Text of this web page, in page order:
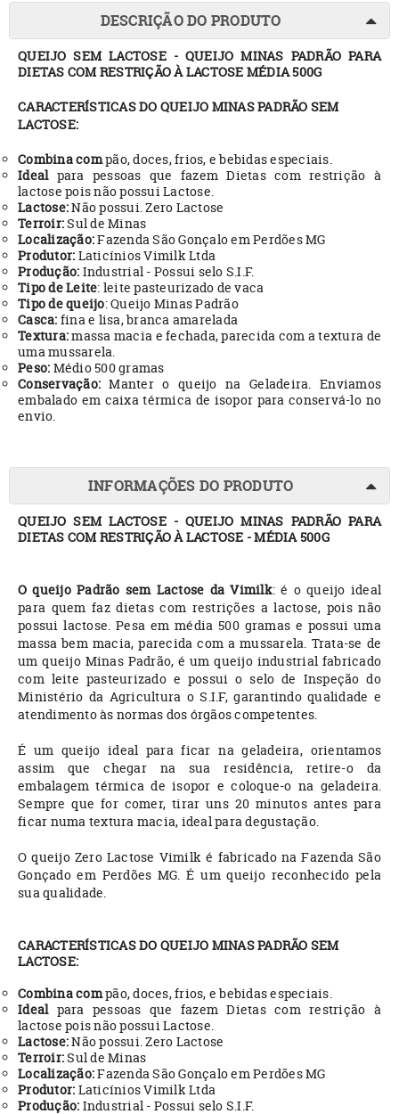
DESCRIÇÃO DO PRODUTO
QUEIJO SEM LACTOSE - QUEIJO MINAS PADRÃO PARA
DIETAS COM RESTRIÇÃO À LACTOSE MÉDIA 500G
CARACTERÍSTICAS DO QUEIJO MINAS PADRÃO SEM
LACTOSE:
Combina compão, doces, frios, e bebidas especiais.
Idealpara pessoas que fazem Dietas com restrição à
lactose pois não possui Lactose.
Lactose:Não possui. Zero Lactose
Terroir:Sul de Minas
Localização:Fazenda São Gonçalo em Perdões MG
Produtor: Laticínios Vimilk Ltda
Produção: Industrial - Possui selo S.I.F.
Tipo de Leite: leite pasteurizado de vaca
Tipo de queijo: Queijo Minas Padrão
Casca: fina e lisa, branca amarelada
Textura:massa macia e fechada, parecida com a textura de
uma mussarela.
Peso: Médio 500 gramas
Conservação: Manter o queijo na Geladeira. Enviamos
embalado em caixa térmica de isopor para conservá-lo no
envio.
INFORMAÇÕES DO PRODUTO
QUEIJO SEM LACTOSE - QUEIJO MINAS PADRÃO PARA
DIETAS COM RESTRIÇÃO À LACTOSE - MÉDIA 500G
O queijo Padrão sem Lactose da Vimilk: é o queijo ideal
para quem faz dietas com restrições a lactose, pois não
possui lactose. Pesa em média 500 gramas e possui uma
massa bem macia, parecida com a mussarela. Trata-se de
um queijo Minas Padrão, é um queijo industrial fabricado
com leite pasteurizado e possui o selo de Inspeção do
Ministério da Agricultura o S.I.F, garantindo qualidade e
atendimento às normas dos órgãos competentes.
É um queijo ideal para ficar na geladeira, orientamos
assim que chegar na sua residência, retire-o da
embalagem térmica de isopor e coloque-o na geladeira.
Sempre que for comer, tirar uns 20 minutos antes para
ficar numa textura macia, ideal para degustação.
O queijo Zero Lactose Vimilk é fabricado na Fazenda São
Gonçado em Perdões MG. É um queijo reconhecido pela
sua qualidade.
CARACTERÍSTICAS DO QUEIJO MINAS PADRÃO SEM
LACTOSE:
Combina compão, doces, frios, e bebidas especiais.
Idealpara pessoas que fazem Dietas com restrição à
lactose pois não possui Lactose.
Lactose:Não possui. Zero Lactose
Terroir:Sul de Minas
Localização:Fazenda São Gonçalo em Perdões MG
Produtor: Laticínios Vimilk Ltda
Produção: Industrial - Possui selo S.I.F.